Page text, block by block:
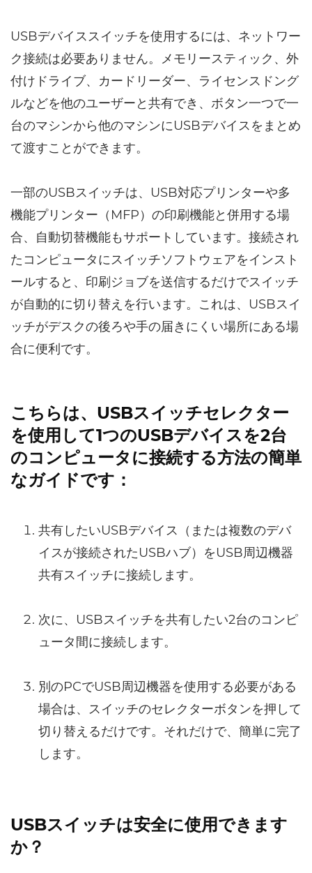
USBデバイススイッチを使用するには、ネットワー
ク接続は必要ありません。メモリースティック、外
付けドライブ、カードリーダー、ライセンスドング
ルなどを他のユーザーと共有でき、ボタン一つで一
台のマシンから他のマシンにUSBデバイスをまとめ
て渡すことができます。
一部のUSBスイッチは、USB対応プリンターや多
機能プリンター（MFP）の印刷機能と併用する場
合、自動切替機能もサポートしています。接続され
たコンピュータにスイッチソフトウェアをインスト
ールすると、印刷ジョブを送信するだけでスイッチ
が自動的に切り替えを行います。これは、USBスイ
ッチがデスクの後ろや手の届きにくい場所にある場
合に便利です。
こちらは、USBスイッチセレクター
を使用して1つのUSBデバイスを2台
のコンピュータに接続する方法の簡単
なガイドです：
共有したいUSBデバイス（または複数のデバ
イスが接続されたUSBハブ）をUSB周辺機器
共有スイッチに接続します。
次に、USBスイッチを共有したい2台のコンピ
ュータ間に接続します。
別のPCでUSB周辺機器を使用する必要がある
場合は、スイッチのセレクターボタンを押して
切り替えるだけです。それだけで、簡単に完了
します。
USBスイッチは安全に使用できます
か？